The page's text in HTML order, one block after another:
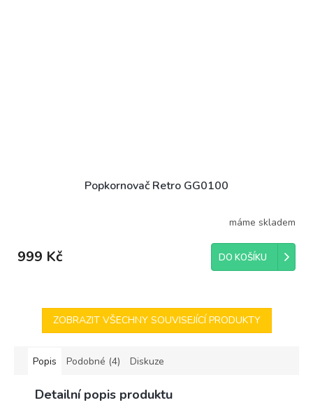
Popkornovač Retro GG0100
máme skladem
999 Kč DO KOŠÍKU
ZOBRAZIT VŠECHNY SOUVISEJÍCÍ PRODUKTY
Popis Podobné (4) Diskuze
Detailní popis produktu